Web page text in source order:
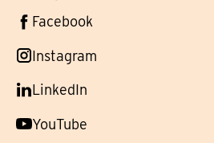
Volg
op
Facebook
Volg
op
Instagram
Volg
op
LinkedIn
Volg
YouTube